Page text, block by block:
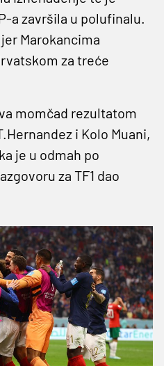
a završila u polufinalu.
Marokancima
za treće
momčad rezultatom
i Kolo Muani,
je u odmah po
za TF1 dao